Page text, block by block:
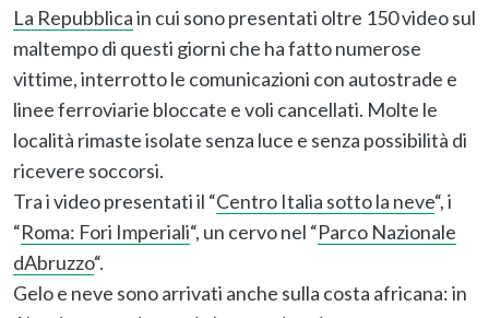
La Repubblicain cui sono presentati oltre 150 video sul
maltempo di questi giorni che ha fatto numerose
vittime, interrotto le comunicazioni con autostrade e
linee ferroviarie bloccate e voli cancellati. Molte le
località rimaste isolate senza luce e senza possibilità di
ricevere soccorsi.
Tra i video presentati il “Centro Italia sotto la neve“, i
“Roma: Fori Imperiali“, un cervo nel “Parco Nazionale
dAbruzzo“.
Gelo e neve sono arrivati anche sulla costa africana: in